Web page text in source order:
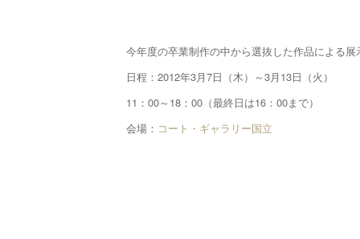
今年度の卒業制作の中から選抜した作品による展
日程：2012年3月7日（木）～3月13日（火）
11：00～18：00（最終日は16：00まで）
会場： コート・ギャラリー国立